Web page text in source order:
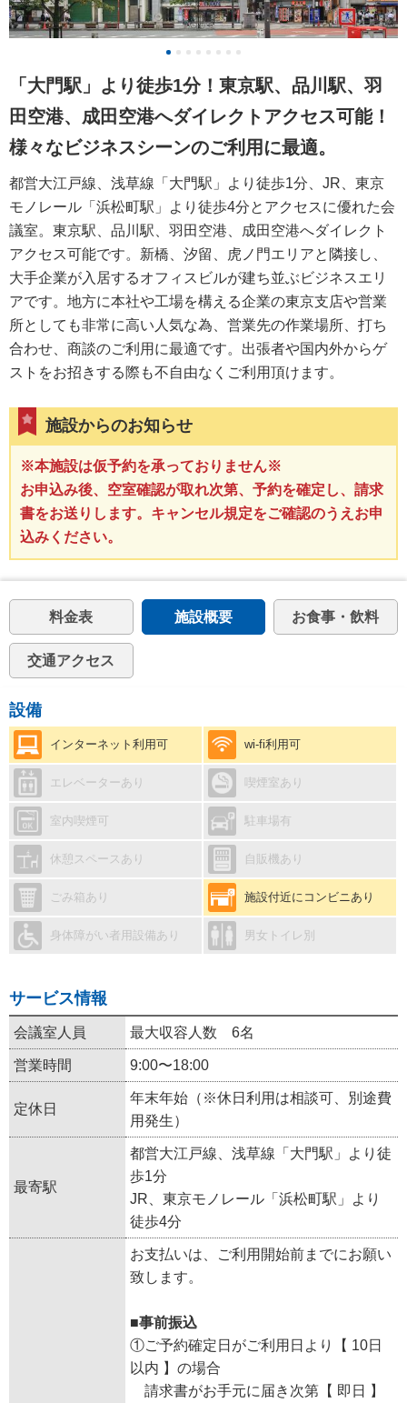
「大門駅」より徒歩1分！東京駅、品川駅、羽
田空港、成田空港へダイレクトアクセス可能！
様々なビジネスシーンのご利用に最適。
都営大江戸線、浅草線「大門駅」より徒歩1分、JR、東京
モノレール「浜松町駅」より徒歩4分とアクセスに優れた会
議室。東京駅、品川駅、羽田空港、成田空港へダイレクト
アクセス可能です。新橋、汐留、虎ノ門エリアと隣接し、
大手企業が入居するオフィスビルが建ち並ぶビジネスエリ
アです。地方に本社や工場を構える企業の東京支店や営業
所としても非常に高い人気な為、営業先の作業場所、打ち
合わせ、商談のご利用に最適です。出張者や国内外からゲ
ストをお招きする際も不自由なくご利用頂けます。
施設からのお知らせ
※本施設は仮予約を承っておりません※
お申込み後、空室確認が取れ次第、予約を確定し、請求
書をお送りします。キャンセル規定をご確認のうえお申
込みください。
料金表 施設概要 お食事・飲料
交通アクセス
設備
インターネット利用可 wi-fi利用可
エレベーターあり 喫煙室あり
室内喫煙可 駐車場有
休憩スペースあり 自販機あり
ごみ箱あり 施設付近にコンビニあり
身体障がい者用設備あり 男女トイレ別
サービス情報
会議室人員 最大収容人数 6名
営業時間 9:00〜18:00
定休日
年末年始（※休日利用は相談可、別途費
用発生）
最寄駅
都営大江戸線、浅草線「大門駅」より徒
歩1分
JR、東京モノレール「浜松町駅」より
徒歩4分
お支払いは、ご利用開始前までにお願い
致します。
■事前振込
①ご予約確定日がご利用日より【 10日
以内 】の場合
請求書がお手元に届き次第【 即日 】